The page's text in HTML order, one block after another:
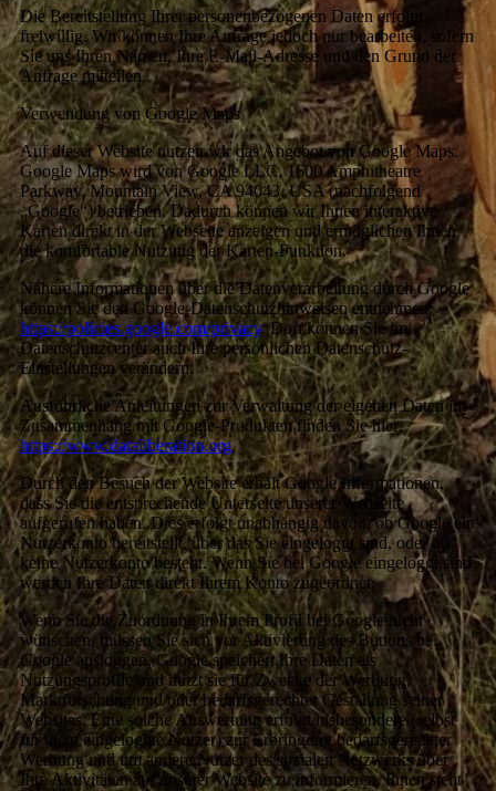
Die Bereitstellung Ihrer personenbezogenen Daten erfolgt
freiwillig. Wir können Ihre Anfrage jedoch nur bearbeiten, sofern
Sie uns Ihren Namen, Ihre E-Mail-Adresse und den Grund der
Anfrage mitteilen.
Verwendung von Google Maps
Auf dieser Website nutzen wir das Angebot von Google Maps.
Google Maps wird von Google LLC, 1600 Amphitheatre
Parkway, Mountain View, CA 94043, USA (nachfolgend
„Google“) betrieben. Dadurch können wir Ihnen interaktive
Karten direkt in der Webseite anzeigen und ermöglichen Ihnen
die komfortable Nutzung der Karten-Funktion.
Nähere Informationen über die Datenverarbeitung durch Google
können Sie den Google-Datenschutzhinweisen entnehmen:
https://policies.google.com/privacy. Dort können Sie im
Datenschutzcenter auch Ihre persönlichen Datenschutz-
Einstellungen verändern.
Ausführliche Anleitungen zur Verwaltung der eigenen Daten im
Zusammenhang mit Google-Produkten finden Sie hier:
https://www.dataliberation.org
Durch den Besuch der Website erhält Google Informationen,
dass Sie die entsprechende Unterseite unserer Webseite
aufgerufen haben. Dies erfolgt unabhängig davon, ob Google ein
Nutzerkonto bereitstellt, über das Sie eingeloggt sind, oder ob
keine Nutzerkonto besteht. Wenn Sie bei Google eingeloggt sind,
werden Ihre Daten direkt Ihrem Konto zugeordnet.
Wenn Sie die Zuordnung in Ihrem Profil bei Google nicht
wünschen, müssen Sie sich vor Aktivierung des Buttons bei
Google ausloggen. Google speichert Ihre Daten als
Nutzungsprofile und nutzt sie für Zwecke der Werbung,
Marktforschung und/oder bedarfsgerechter Gestaltung seiner
Websites. Eine solche Auswertung erfolgt insbesondere (selbst
für nicht eingeloggte Nutzer) zur Erbringung bedarfsgerechter
Werbung und um andere Nutzer des sozialen Netzwerks über
Ihre Aktivitäten auf unserer Website zu informieren. Ihnen steht